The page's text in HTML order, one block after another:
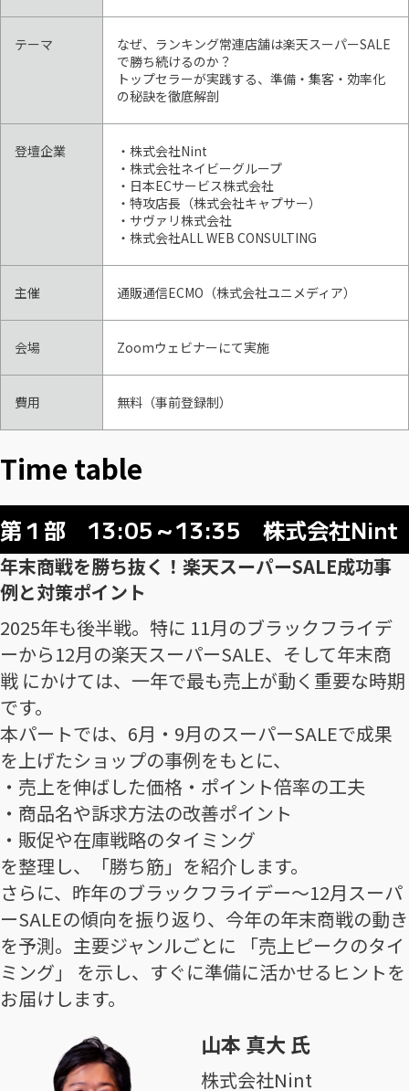
テーマ
なぜ、ランキング常連店舗は楽天スーパーSALE
で勝ち続けるのか？
トップセラーが実践する、準備・集客・効率化
の秘訣を徹底解剖
登壇企業
・株式会社Nint
・株式会社ネイビーグループ
・日本ECサービス株式会社
・特攻店長（株式会社キャプサー）
・サヴァリ株式会社
・株式会社ALL WEB CONSULTING
主催 通販通信ECMO（株式会社ユニメディア）
会場 Zoomウェビナーにて実施
費用 無料（事前登録制）
Time table
第１部 13:05～13:35 株式会社Nint
年末商戦を勝ち抜く！楽天スーパーSALE成功事
例と対策ポイント
2025年も後半戦。特に 11月のブラックフライデ
ーから12月の楽天スーパーSALE、そして年末商
戦 にかけては、一年で最も売上が動く重要な時期
です。
本パートでは、6月・9月のスーパーSALEで成果
を上げたショップの事例をもとに、
・売上を伸ばした価格・ポイント倍率の工夫
・商品名や訴求方法の改善ポイント
・販促や在庫戦略のタイミング
を整理し、「勝ち筋」を紹介します。
さらに、昨年のブラックフライデー〜12月スーパ
ーSALEの傾向を振り返り、今年の年末商戦の動き
を予測。主要ジャンルごとに 「売上ピークのタイ
ミング」 を示し、すぐに準備に活かせるヒントを
お届けします。
山本 真大 氏
株式会社Nint